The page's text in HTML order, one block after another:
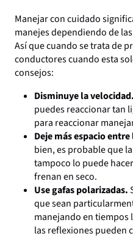
Manejar con cuidado
manejes dependiendo de
Así que cuando se trata de
conductores cuando esta
consejos:
Disminuye la velocidad.
puedes reaccionar tan
para reaccionar
Deje más espacio
bien, es probable que
tampoco lo puede
frenan en seco.
Use gafas polarizadas.
que sean
manejando en tiempos
las reflexiones pueden